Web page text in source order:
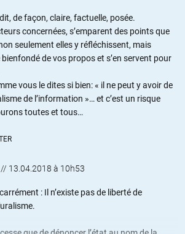
de façon, claire, factuelle, posée.
concernées, s’emparent des points que
seulement elles y réfléchissent, mais
bienfondé de vos propos et s’en servent pour
vous le dites si bien: « il ne peut y avoir de
de l’information »… et c’est un risque
toutes et tous…
// 13.04.2018 à 10h53
: Il n’existe pas de liberté de